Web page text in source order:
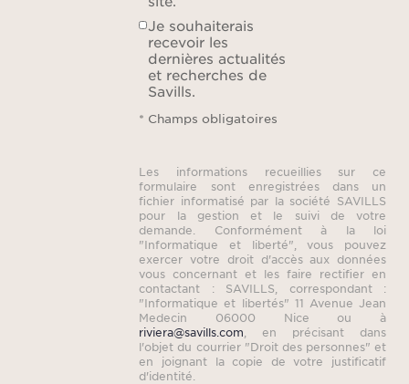
la
Je souhaiterais
recevoir les
dernières actualités
et recherches de
Savills.
* Champs obligatoires
Les informations recueillies sur ce
formulaire sont enregistrées dans un
fichier informatisé par la société SAVILLS
pour la gestion et le suivi de votre
demande. Conformément à la loi
"Informatique et liberté", vous pouvez
exercer votre droit d'accès aux données
vous concernant et les faire rectifier en
contactant : SAVILLS, correspondant :
"Informatique et libertés" 11 Avenue Jean
Medecin 06000 Nice ou à
riviera@savills.com , en précisant dans
l'objet du courrier "Droit des personnes" et
en joignant la copie de votre justificatif
d'identité.